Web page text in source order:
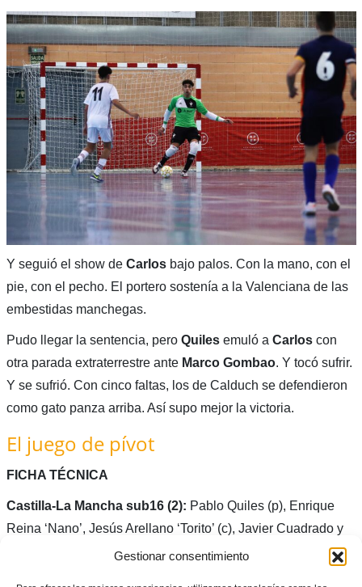
Gestionar consentimiento
Y seguió el show de Carlosbajo palos. Con la mano, con el
pie, con el pecho. El portero sostenía a la Valenciana de las
embestidas manchegas.
Pudo llegar la sentencia, pero Quilesemuló a Carloscon
otra parada extraterrestre ante Marco Gombao. Y tocó sufrir.
Y se sufrió. Con cinco faltas, los de Calduch se defendieron
como gato panza arriba. Así supo mejor la victoria.
El juego de pívot
FICHA TÉCNICA
Castilla-La Mancha sub16 (2): Pablo Quiles (p), Enrique
Reina ‘Nano’, Jesús Arellano ‘Torito’ (c), Javier Cuadrado y
Javi Sánchez -cinco inicial.; también jugaron, Alonso, Diego,